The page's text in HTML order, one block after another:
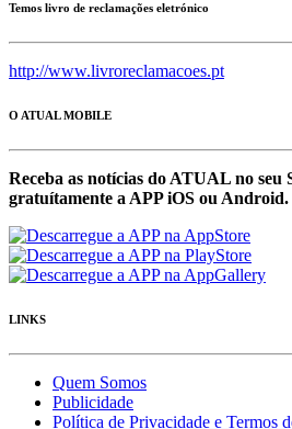
Temos livro de reclamações eletrónico
http://www.livroreclamacoes.pt
O ATUAL MOBILE
Receba as notícias do ATUAL no seu
gratuítamente a APP iOS ou Android.
LINKS
Quem Somos
Publicidade
Política de Privacidade e Termos